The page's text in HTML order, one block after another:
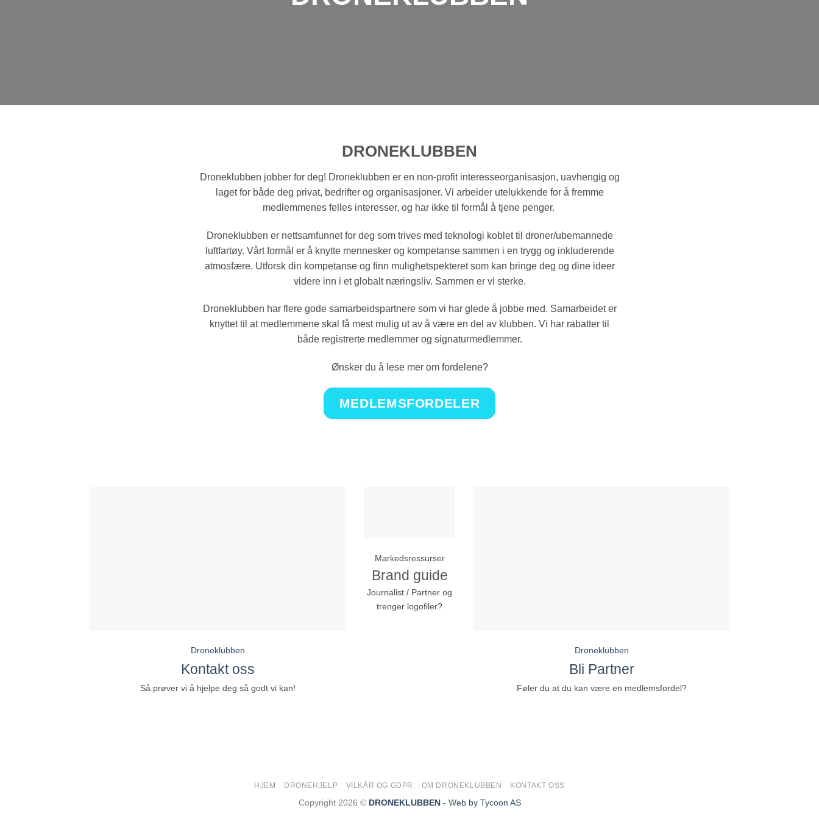
DRONEKLUBBEN
Droneklubben jobber for deg! Droneklubben er en non-profit interesseorganisasjon, uavhengig og
laget for både deg privat, bedrifter og organisasjoner. Vi arbeider utelukkende for å fremme
medlemmenes felles interesser, og har ikke til formål å tjene penger.
Droneklubben er nettsamfunnet for deg som trives med teknologi koblet til droner/ubemannede
luftfartøy. Vårt formål er å knytte mennesker og kompetanse sammen i en trygg og inkluderende
atmosfære. Utforsk din kompetanse og finn mulighetspekteret som kan bringe deg og dine ideer
videre inn i et globalt næringsliv. Sammen er vi sterke.
Droneklubben har flere gode samarbeidspartnere som vi har glede å jobbe med. Samarbeidet er
knyttet til at medlemmene skal få mest mulig ut av å være en del av klubben. Vi har rabatter til
både registrerte medlemmer og signaturmedlemmer.
Ønsker du å lese mer om fordelene?
MEDLEMSFORDELER
Droneklubben
Kontakt oss
Så prøver vi å hjelpe deg så godt vi kan!
Markedsressurser
Brand guide
Journalist / Partner og
trenger logofiler?
Droneklubben
Bli Partner
Føler du at du kan være en medlemsfordel?
HJEM DRONEHJELP VILKÅR OG GDPR OM DRONEKLUBBEN KONTAKT OSS
Copyright 2026 © DRONEKLUBBEN - Web by Tycoon AS